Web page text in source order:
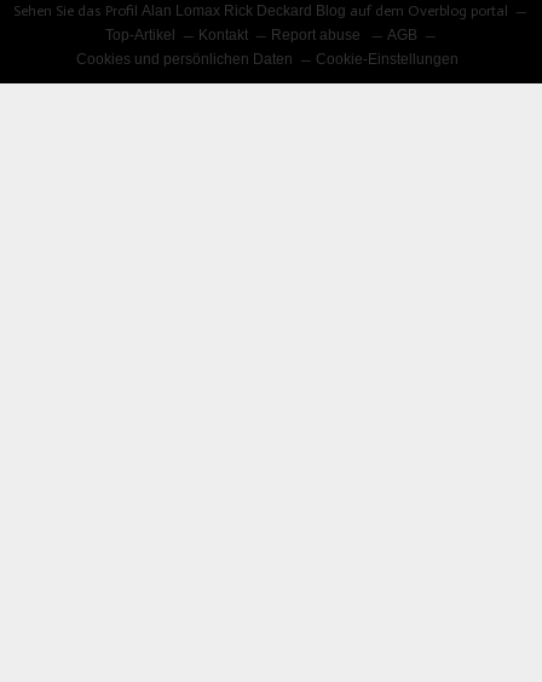
Sehen Sie das ProfilAlan Lomax Rick Deckard Blog auf dem Overblog portal
Top-Artikel
Kontakt Report abuse
AGB
Cookies und persönlichen Daten
Cookie-Einstellungen